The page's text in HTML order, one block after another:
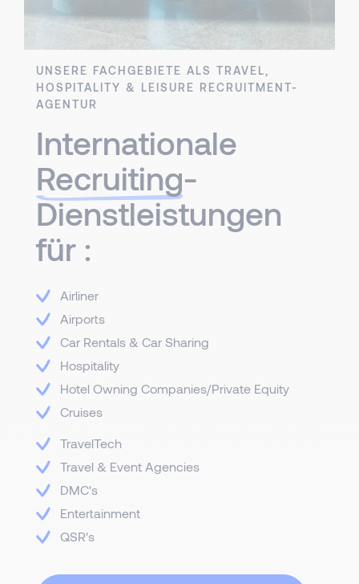
UNSERE FACHGEBIETE ALS TRAVEL,
HOSPITALITY & LEISURE RECRUITMENT-
AGENTUR
Internationale
Recruiting-
Dienstleistungen
für :
Airliner
Airports
Car Rentals & Car Sharing
Hospitality
Hotel Owning Companies/Private Equity
Cruises
TravelTech
Travel & Event Agencies
DMC's
Entertainment
QSR's